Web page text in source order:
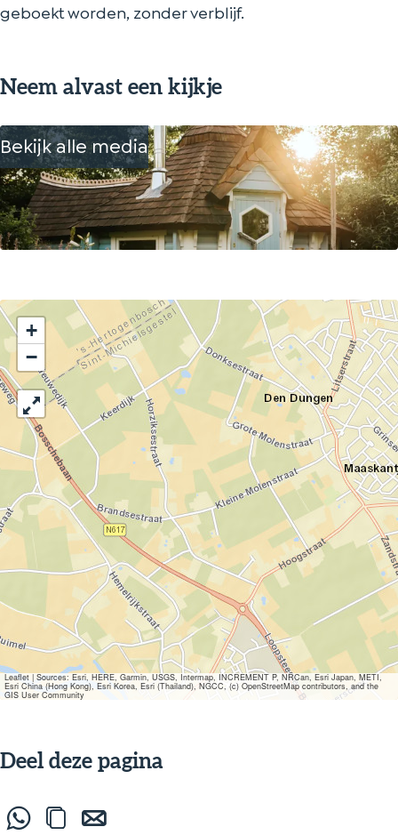
geboekt worden, zonder verblijf.
Neem alvast een kijkje
Bekijk alle media
+
−
Leaflet|Sources: Esri, HERE, Garmin, USGS, Intermap, INCREMENT P, NRCan, Esri Japan, METI,
Esri China (Hong Kong), Esri Korea, Esri (Thailand), NGCC, (c) OpenStreetMap contributors, and the
GIS User Community
Deel deze pagina
D
L
D